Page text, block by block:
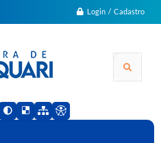
Login / Cadastro